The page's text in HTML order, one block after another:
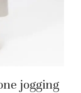
jogging